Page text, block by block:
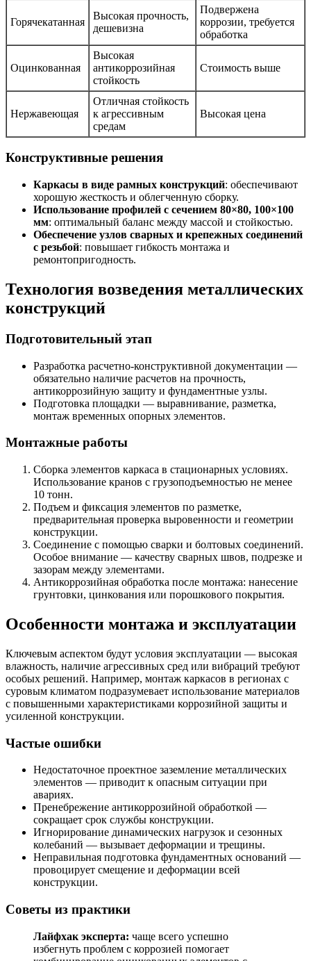
Горячекатанная
Высокая прочность,
дешевизна
Подвержена
коррозии, требуется
обработка
Оцинкованная
Высокая
антикоррозийная
стойкость
Стоимость выше
Нержавеющая
Отличная стойкость
к агрессивным
средам
Высокая цена
Конструктивные решения
Каркасы в виде рамных конструкций: обеспечивают
хорошую жесткость и облегченную сборку.
Использование профилей с сечением 80×80, 100×100
мм: оптимальный баланс между массой и стойкостью.
Обеспечение узлов сварных и крепежных соединений
с резьбой: повышает гибкость монтажа и
ремонтопригодность.
Технология возведения металлических
конструкций
Подготовительный этап
Разработка расчетно-конструктивной документации —
обязательно наличие расчетов на прочность,
антикоррозийную защиту и фундаментные узлы.
Подготовка площадки — выравнивание, разметка,
монтаж временных опорных элементов.
Монтажные работы
Сборка элементов каркаса в стационарных условиях.
Использование кранов с грузоподъемностью не менее
10 тонн.
Подъем и фиксация элементов по разметке,
предварительная проверка выровенности и геометрии
конструкции.
Соединение с помощью сварки и болтовых соединений.
Особое внимание — качеству сварных швов, подрезке и
зазорам между элементами.
Антикоррозийная обработка после монтажа: нанесение
грунтовки, цинкования или порошкового покрытия.
Особенности монтажа и эксплуатации
Ключевым аспектом будут условия эксплуатации — высокая
влажность, наличие агрессивных сред или вибраций требуют
особых решений. Например, монтаж каркасов в регионах с
суровым климатом подразумевает использование материалов
с повышенными характеристиками коррозийной защиты и
усиленной конструкции.
Частые ошибки
Недостаточное проектное заземление металлических
элементов — приводит к опасным ситуации при
авариях.
Пренебрежение антикоррозийной обработкой —
сокращает срок службы конструкции.
Игнорирование динамических нагрузок и сезонных
колебаний — вызывает деформации и трещины.
Неправильная подготовка фундаментных оснований —
провоцирует смещение и деформации всей
конструкции.
Советы из практики
Лайфхак эксперта: чаще всего успешно
избегнуть проблем с коррозией помогает